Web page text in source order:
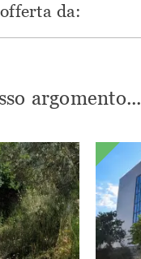
da:
argomento...